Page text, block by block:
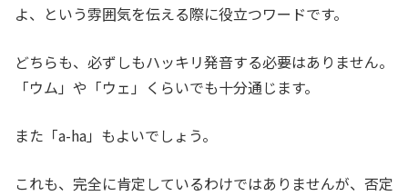
よ、という雰囲気を伝える際に役立つワードです。
どちらも、必ずしもハッキリ発音する必要はありません。
「ウム」や「ウェ」くらいでも十分通じます。
また「a-ha」もよいでしょう。
これも、完全に肯定しているわけではありませんが、否定